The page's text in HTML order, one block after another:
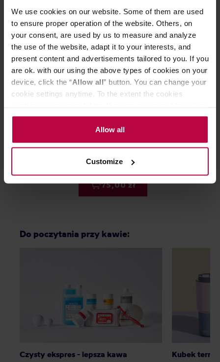
We use cookies on our website. Some of them are used
to ensure proper operation of the website. Others, on
your consent, are used by us to measure and analyze
the use of the website, adapt it to your interests, and
present content and advertisements tailored to you. If you
are ok. with our using the above types of cookies on your
device, click the “Allow all” button. You can change your
cookie settings anytime. To the extent the cookies
the controller’s (namely, ALL GOOD S.A., ul.
Mazowiecka 24I/U9, 78-100 Kołobrzeg) or third parties’
legitimate interests which are to ensure a high quality of
activities of the controller and authorized entities. More
information about cookies and the personal data
processing, including your rights, can be found in the
Allow all
Customize
AOOMI Yoko Mug A Kubek 170ml
75,00 zł
AOOMI - Mess
Do poczytania przy kawie:
Czysty ekspres - lepsza kawa Kubek